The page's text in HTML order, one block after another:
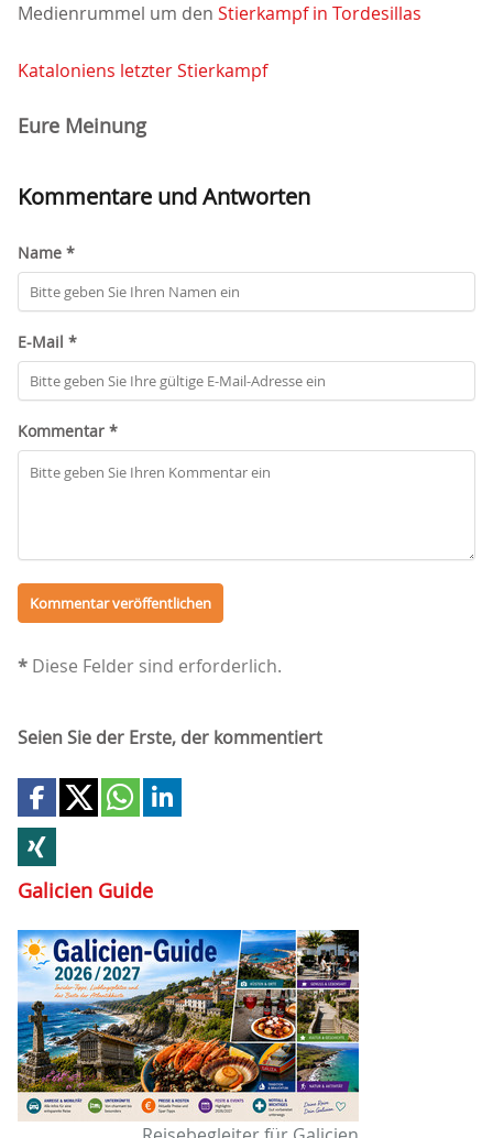
Medienrummel um den Stierkampf in Tordesillas
Kataloniens letzter Stierkampf
Eure Meinung
Kommentare und Antworten
Name *
E-Mail *
Kommentar *
* Diese Felder sind erforderlich.
Seien Sie der Erste, der kommentiert
Galicien Guide